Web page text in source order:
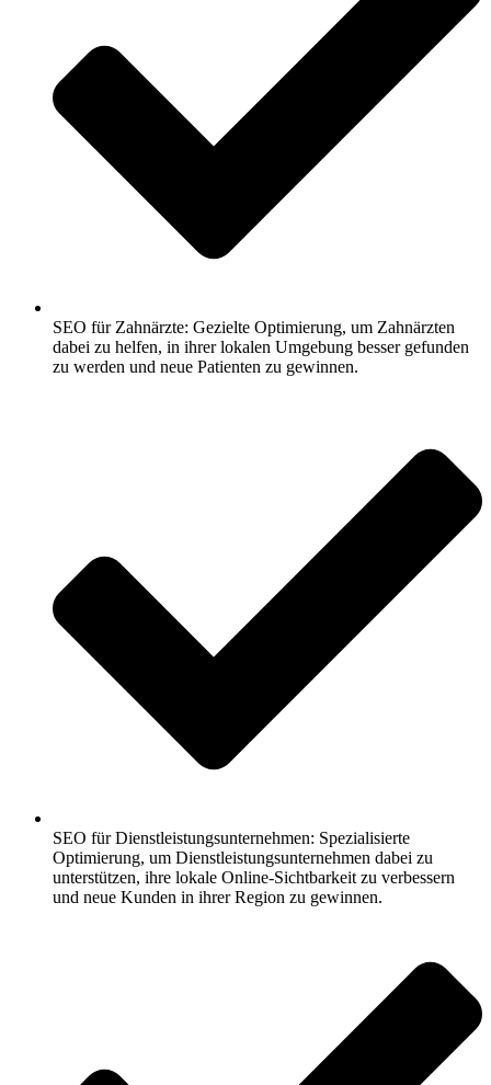
SEO für Zahnärzte: Gezielte Optimierung, um Zahnärzten
dabei zu helfen, in ihrer lokalen Umgebung besser gefunden
zu werden und neue Patienten zu gewinnen.
SEO für Dienstleistungsunternehmen: Spezialisierte
Optimierung, um Dienstleistungsunternehmen dabei zu
unterstützen, ihre lokale Online-Sichtbarkeit zu verbessern
und neue Kunden in ihrer Region zu gewinnen.